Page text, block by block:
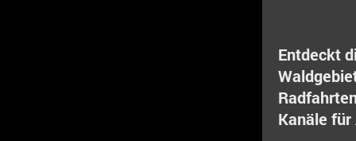
Entdeckt
Kanäle für